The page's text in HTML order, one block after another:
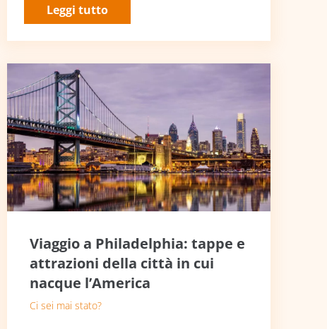
Leggi tutto
Viaggio a Philadelphia: tappe e
attrazioni della città in cui
nacque l’America
Ci sei mai stato?